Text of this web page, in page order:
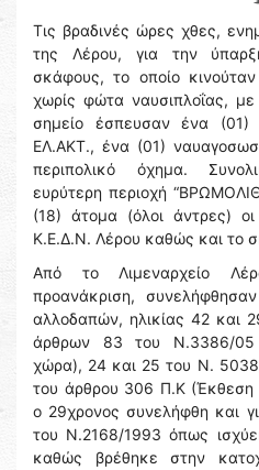
Τις βραδινές ώρες χθες,
της Λέρου, για την
σκάφους, το οποίο
χωρίς φώτα ναυσιπλοΐας,
σημείο έσπευσαν ένα (01)
ΕΛ.ΑΚΤ., ένα (01)
περιπολικό όχημα.
ευρύτερη περιοχή
(18) άτομα (όλοι άντρες)
Κ.Ε.Δ.Ν. Λέρου καθώς και το
Από το Λιμεναρχείο
προανάκριση,
αλλοδαπών, ηλικίας 42 και
άρθρων 83 του Ν.3386/05
χώρα), 24 και 25 του Ν.
του άρθρου 306 Π.Κ (Έκθεση
ο 29χρονος συνελήφθη και
του Ν.2168/1993 όπως
καθώς βρέθηκε στην